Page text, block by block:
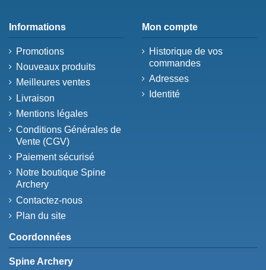
Informations
Promotions
Nouveaux produits
Meilleures ventes
Livraison
Mentions légales
Conditions Générales de
Vente (CGV)
Paiement sécurisé
Notre boutique Spine
Archery
Contactez-nous
Plan du site
Mon compte
Historique de vos
commandes
Adresses
Identité
Coordonnées
Spine Archery